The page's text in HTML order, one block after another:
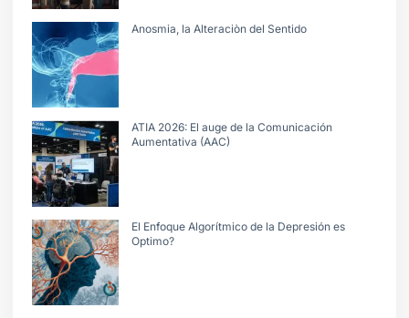
Anosmia, la Alteraciòn del Sentido
ATIA 2026: El auge de la Comunicación
Aumentativa (AAC)
El Enfoque Algorítmico de la Depresión es
Optimo?